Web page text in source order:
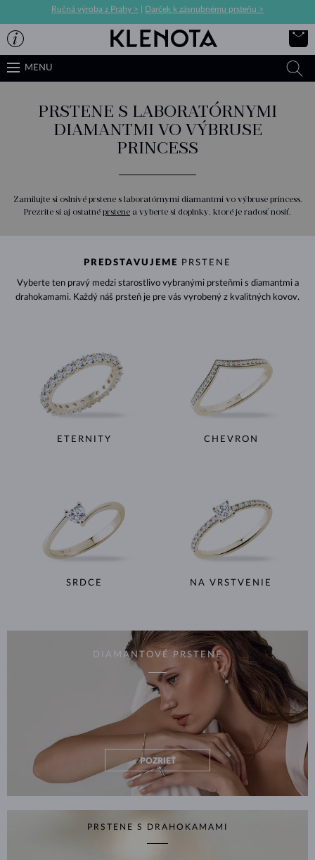
Ručná výroba z Prahy > Darček k zásnubnému prsteňu >
MENU
PRSTENE S LABORATÓRNYMI
DIAMANTMI VO VÝBRUSE
PRINCESS
Zamilujte si oslnivé prstene s laboratórnymi diamantmi vo výbruse princess.
Prezrite si aj ostatné prstene a vyberte si doplnky, ktoré je radosť nosiť.
PREDSTAVUJEME PRSTENE
Vyberte ten pravý medzi starostlivo vybranými prsteňmi s diamantmi a
drahokamami. Každý náš prsteň je pre vás vyrobený z kvalitných kovov.
ETERNITY CHEVRON
SRDCE NA VRSTVENIE
DIAMANTOVÉ PRSTENE
POZRIEŤ
PRSTENE S DRAHOKAMAMI